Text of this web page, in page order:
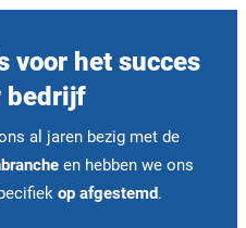
voor het succes
bedrijf
al jaren bezig met de
en hebben we ons
op afgestemd.